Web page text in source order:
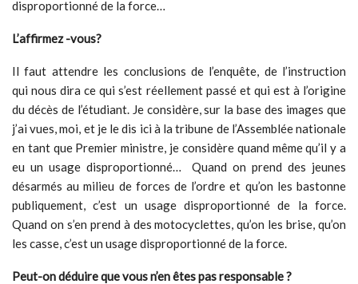
disproportionné de la force…
L’affirmez -vous?
Il faut attendre les conclusions de l’enquête, de l’instruction
qui nous dira ce qui s’est réellement passé et qui est à l’origine
du décès de l’étudiant. Je considère, sur la base des images que
j’ai vues, moi, et je le dis ici à la tribune de l’Assemblée nationale
en tant que Premier ministre, je considère quand même qu’il y a
eu un usage disproportionné… Quand on prend des jeunes
désarmés au milieu de forces de l’ordre et qu’on les bastonne
publiquement, c’est un usage disproportionné de la force.
Quand on s’en prend à des motocyclettes, qu’on les brise, qu’on
les casse, c’est un usage disproportionné de la force.
Peut-on déduire que vous n’en êtes pas responsable ?